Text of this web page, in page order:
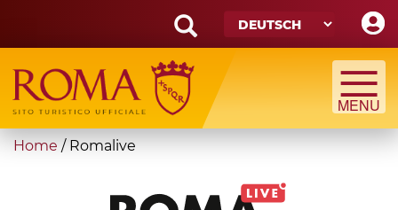
main
content
Search
form
Suche
You
Home / Romalive